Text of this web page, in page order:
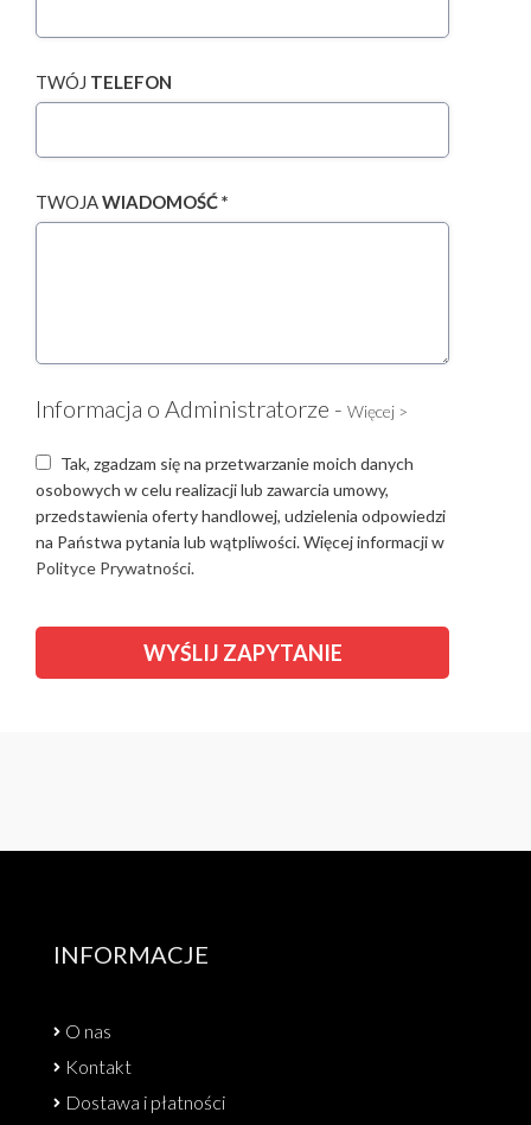
TWÓJ TELEFON
TWOJAWIADOMOŚĆ *
Informacja o Administratorze - Więcej >
Tak, zgadzam się na przetwarzanie moich danych
osobowych w celu realizacji lub zawarcia umowy,
przedstawienia oferty handlowej, udzielenia odpowiedzi
na Państwa pytania lub wątpliwości. Więcej informacji w
Polityce Prywatności.
INFORMACJE
O nas
Kontakt
Dostawa i płatności